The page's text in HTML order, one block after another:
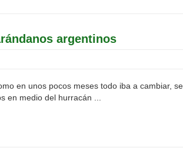
argentinos
en unos pocos meses todo iba a cambiar,
en medio del hurracán ...